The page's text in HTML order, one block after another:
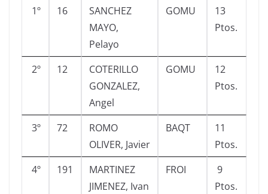
1º
16
SANCHEZ
MAYO,
Pelayo
GOMU
13
Ptos.
2º 12
COTERILLO
GONZALEZ,
Angel
GOMU
12
Ptos.
3º 72
ROMO
OLIVER, Javier
BAQT
11
Ptos.
4º
191
MARTINEZ
JIMENEZ, Ivan
FROI
9
Ptos.